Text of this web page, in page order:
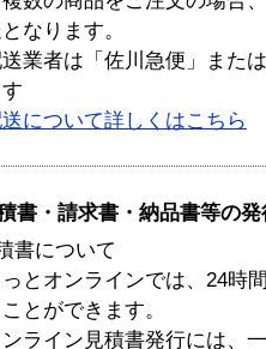
なります。
業者は「佐川急便」また
について詳しくはこちら
書・請求書・納品書等の
書について
とオンラインでは、24時
とができます。
ライン見積書発行には、